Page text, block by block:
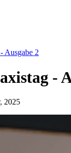
Ausgabe 2
-
2025